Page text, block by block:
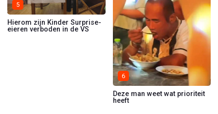
5
Hierom zijn Kinder Surprise-
eieren verboden in de VS
6
Deze man weet wat prioriteit
heeft